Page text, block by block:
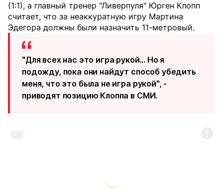
(1:1), а главный тренер "Ливерпуля" Юрген Клопп
считает, что за неаккуратную игру Мартина
Эдегора должны были назначить 11-метровый.
"Для всех нас это игра рукой... Но я
подожду, пока они найдут способ убедить
меня, что это была не игра рукой", -
приводят позицию Клоппа в СМИ.